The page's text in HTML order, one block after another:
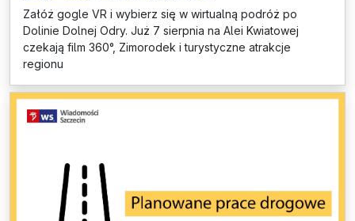
Załóż gogle VR i wybierz się w wirtualną podróż po
Dolinie Dolnej Odry. Już 7 sierpnia na Alei Kwiatowej
czekają film 360°, Zimorodek i turystyczne atrakcje
regionu